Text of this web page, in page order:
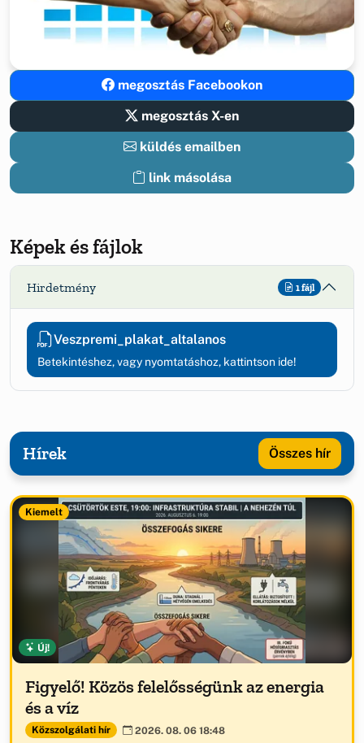
megosztás Facebookon
megosztás X-en
küldés emailben
link másolása
Képek és fájlok
Hirdetmény 1 fájl
Veszpremi_plakat_altalanos
Betekintéshez, vagy nyomtatáshoz, kattintson ide!
Hírek Összes hír
Kiemelt
Új!
Figyelő! Közös felelősségünk az energia
és a víz
Közszolgálati hír 2026. 08. 06 18:48